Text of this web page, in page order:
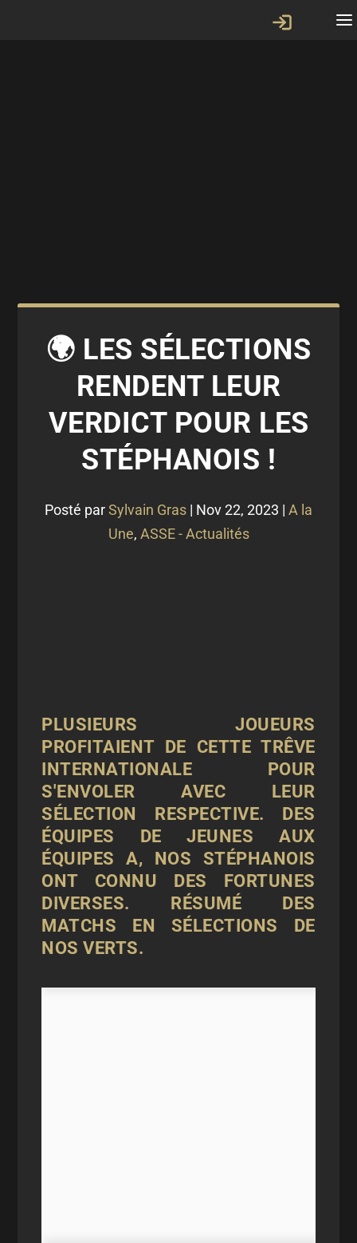
🌍 LES SÉLECTIONS
RENDENT LEUR
VERDICT POUR LES
STÉPHANOIS !
Posté parSylvain Gras | Nov 22, 2023 | A la
Une, ASSE - Actualités
PLUSIEURS JOUEURS
PROFITAIENT DE CETTE TRÊVE
INTERNATIONALE POUR
S'ENVOLER AVEC LEUR
SÉLECTION RESPECTIVE. DES
ÉQUIPES DE JEUNES AUX
ÉQUIPES A, NOS STÉPHANOIS
ONT CONNU DES FORTUNES
DIVERSES. RÉSUMÉ DES
MATCHS EN SÉLECTIONS DE
NOS VERTS.